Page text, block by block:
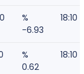
%
-6.93
18:10
%
0.62
18:10